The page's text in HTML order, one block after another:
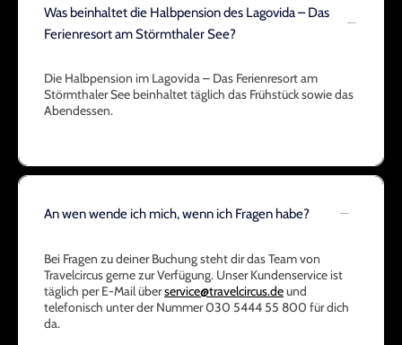
Was beinhaltet die Halbpension des Lagovida – Das
Ferienresort am Störmthaler See?
Die Halbpension im Lagovida – Das Ferienresort am
Störmthaler See beinhaltet täglich das Frühstück sowie das
Abendessen.
An wen wende ich mich, wenn ich Fragen habe?
Bei Fragen zu deiner Buchung steht dir das Team von
Travelcircus gerne zur Verfügung. Unser Kundenservice ist
täglich per E-Mail überservice@travelcircus.deund
telefonisch unter der Nummer 030 5444 55 800 für dich
da.